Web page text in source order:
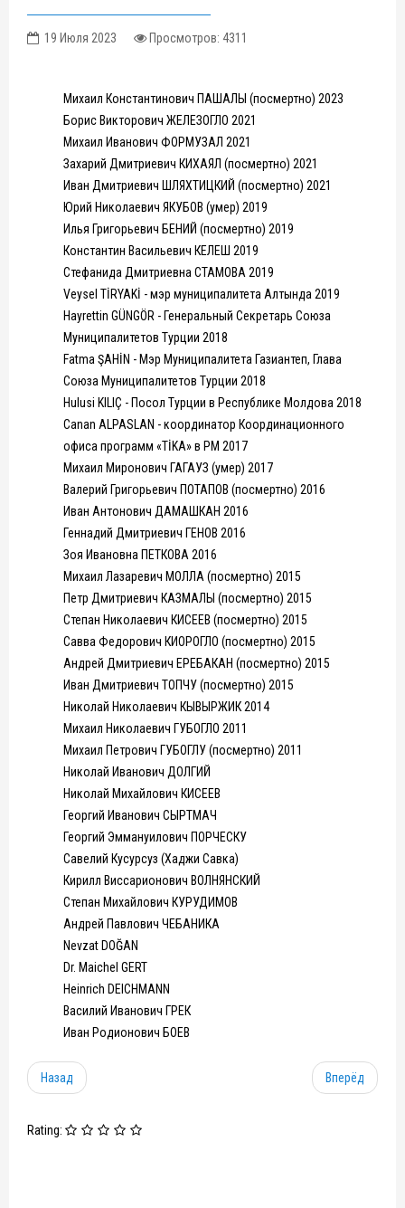
19 Июля 2023 Просмотров: 4311
Михаил Константинович ПАШАЛЫ (посмертно) 2023
Борис Викторович ЖЕЛЕЗОГЛО 2021
Михаил Иванович ФОРМУЗАЛ 2021
Захарий Дмитриевич КИХАЯЛ (посмертно) 2021
Иван Дмитриевич ШЛЯХТИЦКИЙ (посмертно) 2021
Юрий Николаевич ЯКУБОВ (умер) 2019
Илья Григорьевич БЕНИЙ (посмертно) 2019
Константин Васильевич КЕЛЕШ 2019
Стефанида Дмитриевна СТАМОВА 2019
Veysel TİRYAKİ - мэр муниципалитета Алтында 2019
Hayrettin GÜNGÖR - Генеральный Секретарь Союза
Муниципалитетов Турции 2018
Fatma ŞAHİN - Мэр Муниципалитета Газиантеп, Глава
Союза Муниципалитетов Турции 2018
Hulusi KILIÇ - Посол Турции в Республике Молдова 2018
Canan ALPASLAN - координатор Координационного
офиса программ «TİKA» в РМ 2017
Михаил Миронович ГАГАУЗ (умер) 2017
Валерий Григорьевич ПОТАПОВ (посмертно) 2016
Иван Антонович ДАМАШКАН 2016
Геннадий Дмитриевич ГЕНОВ 2016
Зоя Ивановна ПЕТКОВА 2016
Михаил Лазаревич МОЛЛА (посмертно) 2015
Петр Дмитриевич КАЗМАЛЫ (посмертно) 2015
Степан Николаевич КИСЕЕВ (посмертно) 2015
Савва Федорович КИОРОГЛО (посмертно) 2015
Андрей Дмитриевич ЕРЕБАКАН (посмертно) 2015
Иван Дмитриевич ТОПЧУ (посмертно) 2015
Николай Николаевич КЫВЫРЖИК 2014
Михаил Николаевич ГУБОГЛО 2011
Михаил Петрович ГУБОГЛУ (посмертно) 2011
Николай Иванович ДОЛГИЙ
Николай Михайлович КИСЕЕВ
Георгий Иванович СЫРТМАЧ
Георгий Эммануилович ПОРЧЕСКУ
Савелий Кусурсуз (Хаджи Савка)
Кирилл Виссарионович ВОЛНЯНСКИЙ
Степан Михайлович КУРУДИМОВ
Андрей Павлович ЧЕБАНИКА
Nevzat DOĞAN
Dr. Maichel GERT
Heinrich DEICHMANN
Василий Иванович ГРЕК
Иван Родионович БОЕВ
Назад Вперёд
Rating: